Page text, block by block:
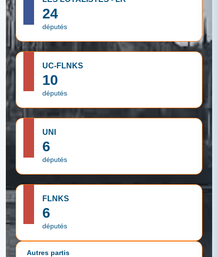
24
députés
UC-FLNKS
10
députés
UNI
6
députés
FLNKS
6
députés
Autres partis